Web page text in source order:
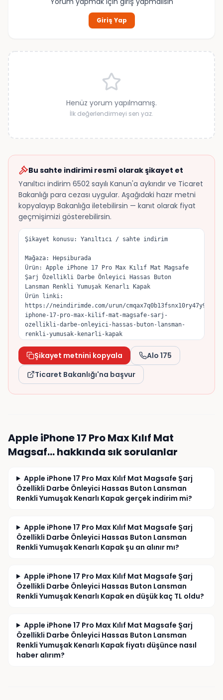
Giriş Yap
Henüz yorum yapılmamış.
İlk değerlendirmeyi sen yaz.
Bu sahte indirimi resmî olarak şikayet et
Yanıltıcı indirim 6502 sayılı Kanun'a aykırıdır ve Ticaret
Bakanlığı para cezası uygular. Aşağıdaki hazır metni
kopyalayıp Bakanlığa iletebilirsin — kanıt olarak fiyat
geçmişimizi gösterebilirsin.
Şikayet konusu: Yanıltıcı / sahte indirim
Mağaza: Hepsiburada
Ürün: Apple iPhone 17 Pro Max Kılıf Mat Magsafe
Şarj Özellikli Darbe Önleyici Hassas Buton
Lansman Renkli Yumuşak Kenarlı Kapak
Ürün linki:
https://neindirimde.com/urun/cmqax7q0b13fsnx10ry47y9b6/
iphone-17-pro-max-kilif-mat-magsafe-sarj-
ozellikli-darbe-onleyici-hassas-buton-lansman-
renkli-yumusak-kenarli-kapak
Ürün şu anda 199 TL fiyatla "indirimli" olarak
sunuluyor; satıcının gösterdiği eski/orijinal
fiyat 400 TL. Tuttuğum fiyat geçmişine göre ürün
son dönemde 149 TL seviyesine kadar düşmüştü,
indirim öncesi referans fiyat önceki 30 gün
içinde uygulanan en düşük fiyat olmalıdır.
Konunun incelenmesini ve gereğinin yapılmasını
Şikayet metnini kopyala
Alo 175
Ticaret Bakanlığı'na başvur
Apple iPhone 17 Pro Max Kılıf Mat
Magsaf…hakkında sık sorulanlar
Apple iPhone 17 Pro Max Kılıf Mat Magsafe Şarj
Özellikli Darbe Önleyici Hassas Buton Lansman
Renkli Yumuşak Kenarlı Kapak gerçek indirim mi?
Apple iPhone 17 Pro Max Kılıf Mat Magsafe Şarj
Özellikli Darbe Önleyici Hassas Buton Lansman
Renkli Yumuşak Kenarlı Kapak şu an alınır mı?
Apple iPhone 17 Pro Max Kılıf Mat Magsafe Şarj
Özellikli Darbe Önleyici Hassas Buton Lansman
Renkli Yumuşak Kenarlı Kapak en düşük kaç TL oldu?
Apple iPhone 17 Pro Max Kılıf Mat Magsafe Şarj
Özellikli Darbe Önleyici Hassas Buton Lansman
Renkli Yumuşak Kenarlı Kapak fiyatı düşünce nasıl
haber alırım?